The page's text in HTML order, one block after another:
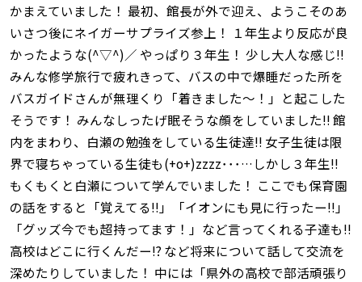
かまえていました！ 最初、館長が外で迎え、ようこそのあ
いさつ後にネイガーサプライズ参上！ １年生より反応が良
かったような(^▽^)／ やっぱり３年生！ 少し大人な感じ‼
みんな修学旅行で疲れきって、バスの中で爆睡だった所を
バスガイドさんが無理くり「着きました～！」と起こした
そうです！ みんなしったげ眠そうな顔をしていました‼ 館
内をまわり、白瀬の勉強をしている生徒達‼ 女子生徒は限
界で寝ちゃっている生徒も(+o+)zzzz･･･…しかし３年生‼
もくもくと白瀬について学んでいました！ ここでも保育園
の話をすると「覚えてる‼」「イオンにも見に行ったー‼」
「グッズ今でも超持ってます！」など言ってくれる子達も‼
高校はどこに行くんだー⁉ など将来について話して交流を
深めたりしていました！ 中には「県外の高校で部活頑張り